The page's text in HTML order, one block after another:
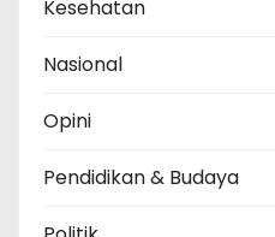
Kesehatan
Nasional
Opini
Pendidikan & Budaya